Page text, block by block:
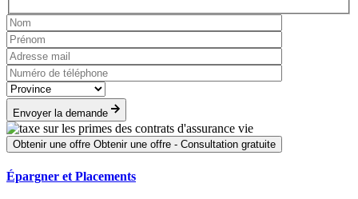
Envoyer la demande
Obtenir une offre Obtenir une offre - Consultation gratuite
Épargner et Placements